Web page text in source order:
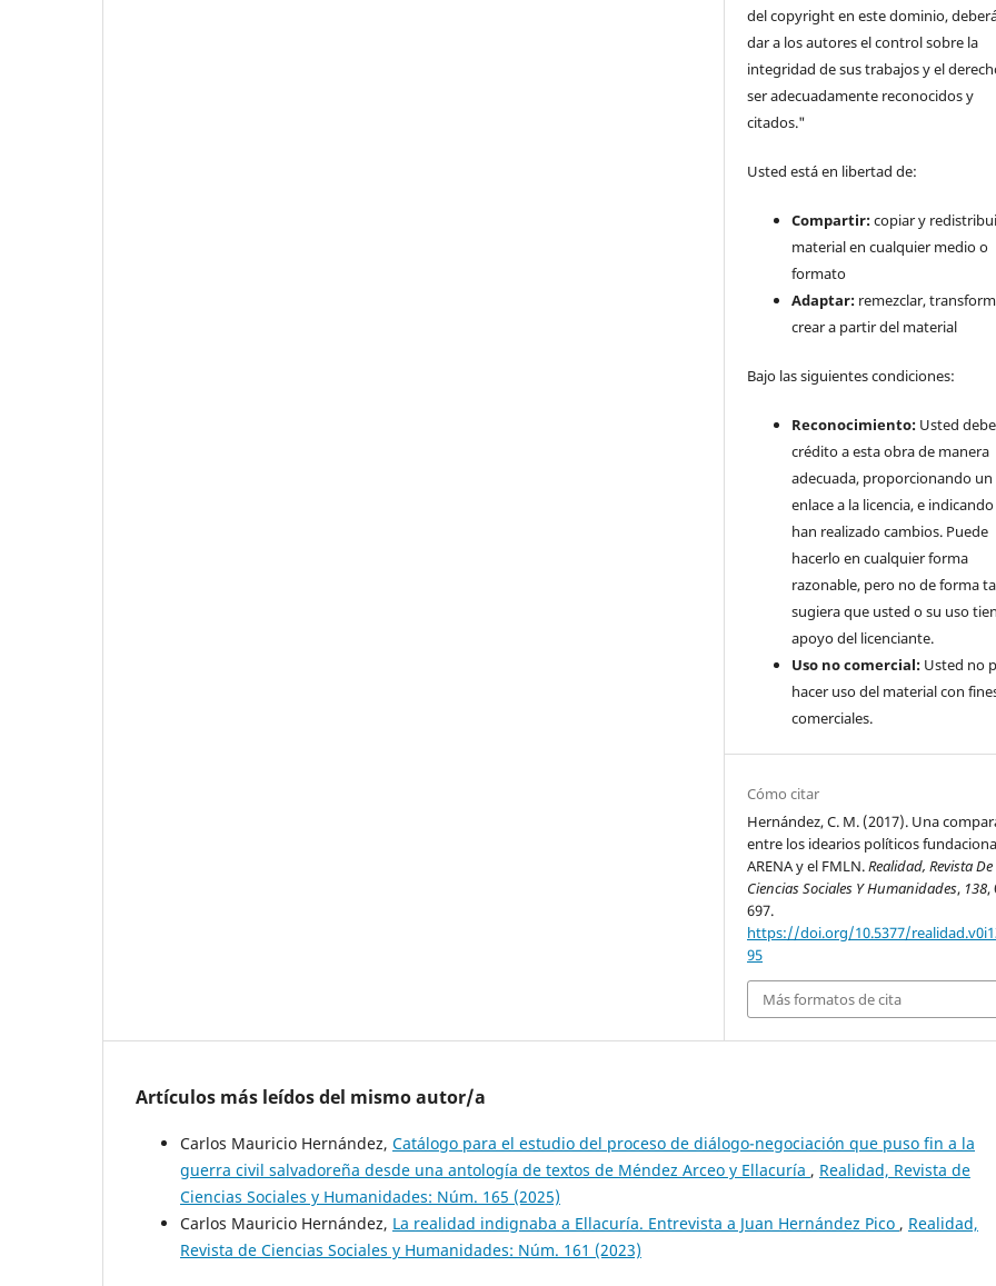
del copyright en este dominio,
dar a los autores el control sobre la
integridad de sus trabajos y el
ser adecuadamente reconocidos y
citados."
Usted está en libertad de:
Compartir:copiar y
material en cualquier medio o
formato
Adaptar: remezclar,
crear a partir del material
Bajo las siguientes condiciones:
Reconocimiento: Usted
crédito a esta obra de manera
adecuada, proporcionando un
enlace a la licencia, e indicando
han realizado cambios. Puede
hacerlo en cualquier forma
razonable, pero no de forma
sugiera que usted o su uso
apoyo del licenciante.
Uso no comercial: Usted no
hacer uso del material con
comerciales.
Cómo citar
Hernández, C. M. (2017). Una
entre los idearios políticos
ARENA y el FMLN.Realidad, Revista De
Ciencias Sociales Y Humanidades, 138,
697.
https://doi.org/10.5377/
95
Más formatos de cita
Artículos más leídos del mismo autor/a
Carlos Mauricio Hernández, Catálogo para el estudio del proceso de diálogo-negociación que puso fin a la
guerra civil salvadoreña desde una antología de textos de Méndez Arceo y Ellacuría , Realidad, Revista de
Ciencias Sociales y Humanidades: Núm. 165 (2025)
Carlos Mauricio Hernández, La realidad indignaba a Ellacuría. Entrevista a Juan Hernández Pico , Realidad,
Revista de Ciencias Sociales y Humanidades: Núm. 161 (2023)